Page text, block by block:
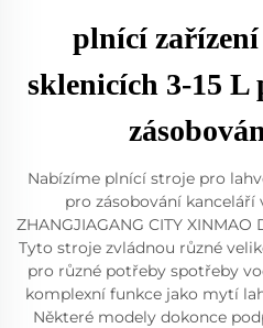
plnící
sklenicích 3-15 L
Nabízíme plnící stroje pro
pro zásobování
ZHANGJIAGANG CITY XINMAO
Tyto stroje zvládnou různé
pro různé potřeby spotřeby
komplexní funkce jako mytí
Některé modely dokonce